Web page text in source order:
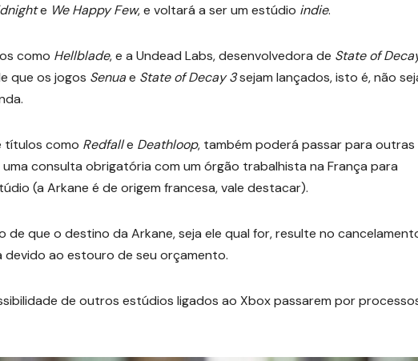
e We Happy Few, e voltará a ser um estúdio indie.
como Hellblade, e a Undead Labs, desenvolvedora de State of
que os jogos Senuae State of Decay 3sejam lançados, isto é, não
títulos como Redfalle Deathloop, também poderá passar para outras
consulta obrigatória com um órgão trabalhista na França para
(a Arkane é de origem francesa, vale destacar).
de que o destino da Arkane, seja ele qual for, resulte no
devido ao estouro de seu orçamento.
de outros estúdios ligados ao Xbox passarem por